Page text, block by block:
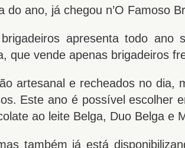
do ano, já chegou n’O Famoso
apresenta todo
que vende apenas brigadeiros
artesanal e recheados no dia,
Este ano é possível escolher
ao leite Belga, Duo Belga e
também já está